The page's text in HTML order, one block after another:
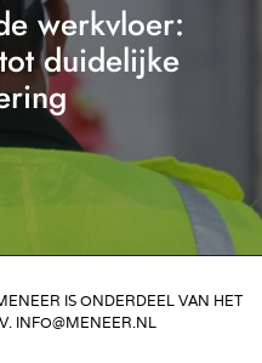
werkvloer:
duidelijke
IS ONDERDEEL VAN HET
INFO@MENEER.NL